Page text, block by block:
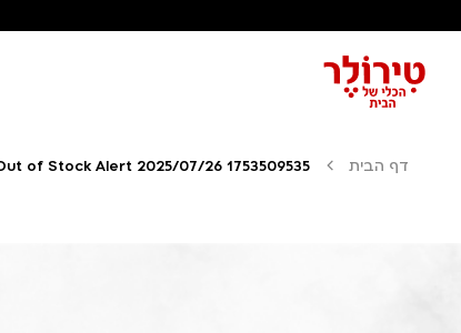
דף הבית of Stock Alert 2025/07/26 1753509535